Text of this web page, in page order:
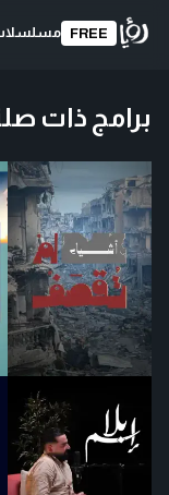
FREE
برامج ذات